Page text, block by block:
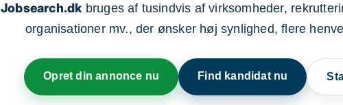
Jobsearch.dkbruges af tusindvis af virksomheder,
organisationer mv., der ønsker høj synlighed, flere
Opret din annonce nu Find kandidat nu